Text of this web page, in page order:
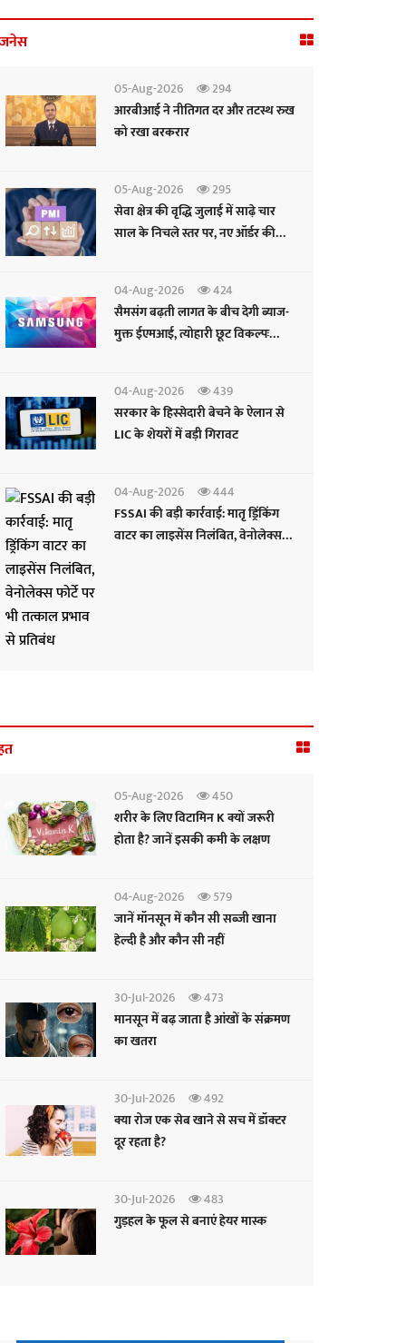
05-Aug-2026
294
आरबीआई ने नीतिगत दर और तटस्थ रुख
को रखा बरकरार
05-Aug-2026
295
सेवा क्षेत्र की वृद्धि जुलाई में साढ़े चार
साल के निचले स्तर पर, नए ऑर्डर की
04-Aug-2026
424
सैमसंग बढ़ती लागत के बीच देगी ब्याज-
मुक्त ईएमआई, त्योहारी छूट विकल्पः
04-Aug-2026
439
सरकार के हिस्सेदारी बेचने के ऐलान से
LIC के शेयरों में बड़ी गिरावट
04-Aug-2026
444
FSSAI की बड़ी कार्रवाई: मातृ ड्रिंकिंग
वाटर का लाइसेंस निलंबित, वेनोलेक्स
05-Aug-2026
450
शरीर के लिए विटामिन K क्यों जरूरी
होता है? जानें इसकी कमी के लक्षण
04-Aug-2026
579
जानें मॉनसून में कौन सी सब्जी खाना
हेल्दी है और कौन सी नहीं
30-Jul-2026
473
मानसून में बढ़ जाता है आंखों के संक्रमण
का खतरा
30-Jul-2026
492
क्या रोज एक सेब खाने से सच में डॉक्टर
दूर रहता है?
30-Jul-2026
483
गुड़हल के फूल से बनाएं हेयर मास्क